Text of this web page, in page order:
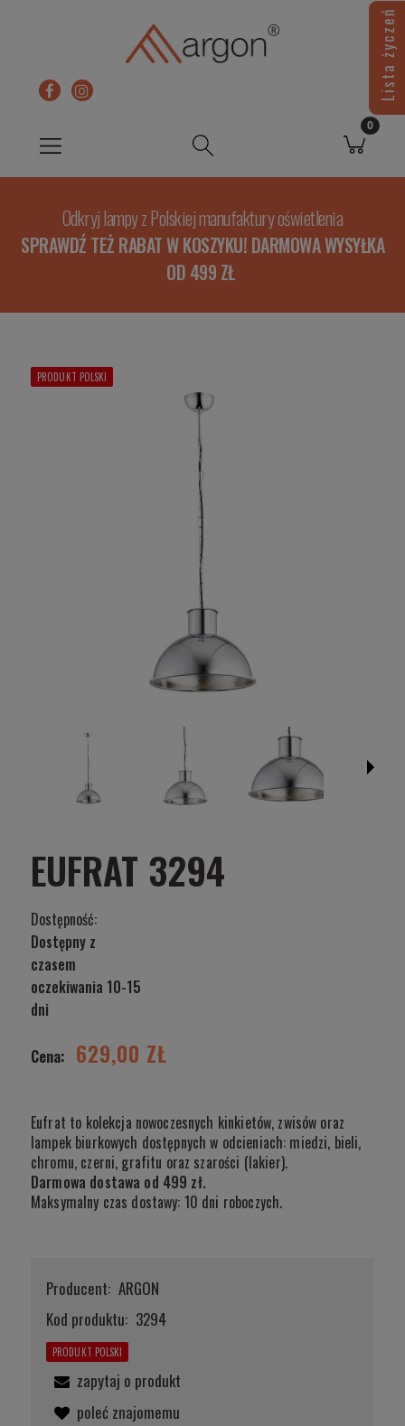
Odkryj lampy z Polskiej manufaktury oświetlenia
SPRAWDŹ TEŻ RABAT W KOSZYKU! DARMOWA WYSYŁKA
OD 499 ZŁ
PRODUKT POLSKI
EUFRAT 3294
Dostępność:
Dostępny z
czasem
oczekiwania 10-15
dni
Cena: 629,00 ZŁ
Eufrat to kolekcja nowoczesnych kinkietów, zwisów oraz
lampek biurkowych dostępnych w odcieniach: miedzi, bieli,
chromu, czerni, grafitu oraz szarości (lakier).
Darmowa dostawa od 499 zł.
Maksymalny czas dostawy: 10 dni roboczych.
Producent: ARGON
Kod produktu: 3294
PRODUKT POLSKI
zapytaj o produkt
poleć znajomemu
Lista życzeń